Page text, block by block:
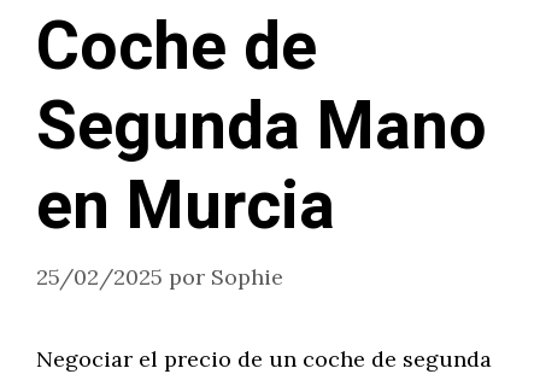
Coche de
Segunda Mano
en Murcia
25/02/2025 por Sophie
Negociar el precio de un coche de segunda